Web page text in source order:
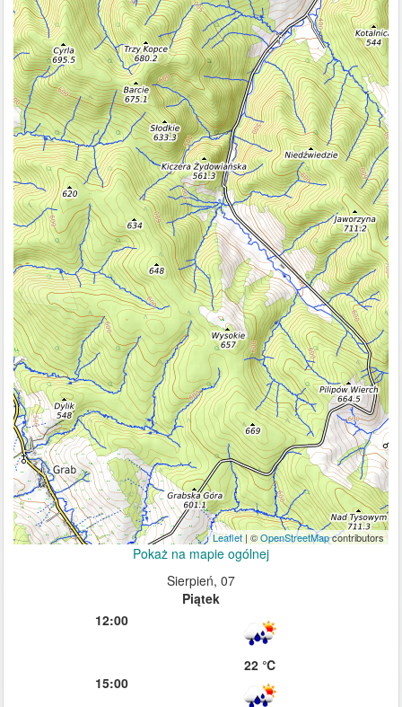
Leaflet| ©OpenStreetMapcontributors
Pokaż na mapie ogólnej
Sierpień, 07
Piątek
12:00
22 ℃
15:00